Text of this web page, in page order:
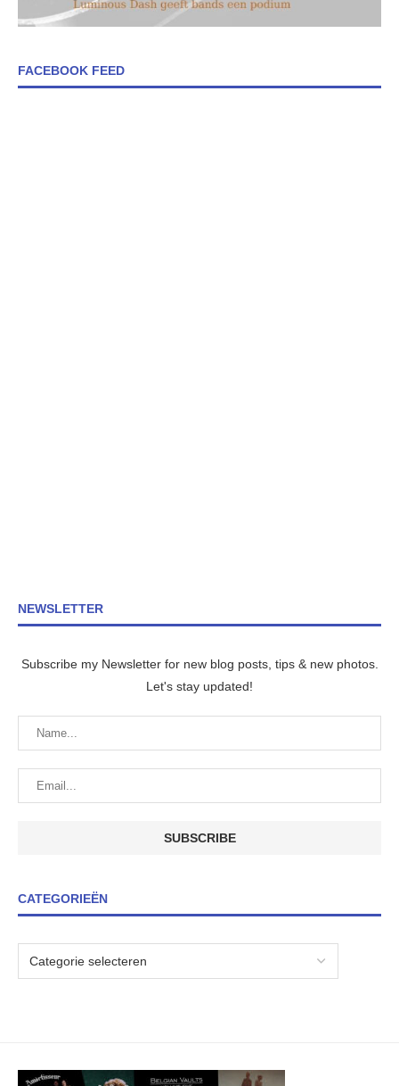
FACEBOOK FEED
NEWSLETTER
Subscribe my Newsletter for new blog posts, tips & new photos.
Let's stay updated!
CATEGORIEËN